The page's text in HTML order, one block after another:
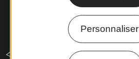
Personnaliser